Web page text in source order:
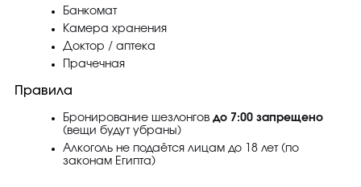
Банкомат
Камера хранения
Доктор / аптека
Прачечная
Правила
Бронирование шезлонгов до 7:00 запрещено
(вещи будут убраны)
Алкоголь не подаётся лицам до 18 лет (по
законам Египта)